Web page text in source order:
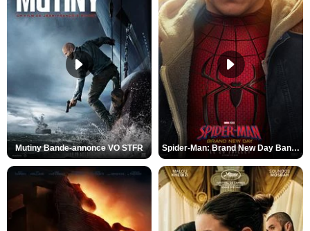
Mutiny Bande-annonce VO STFR Spider-Man: Brand New Day Bande-annonce VO STFR